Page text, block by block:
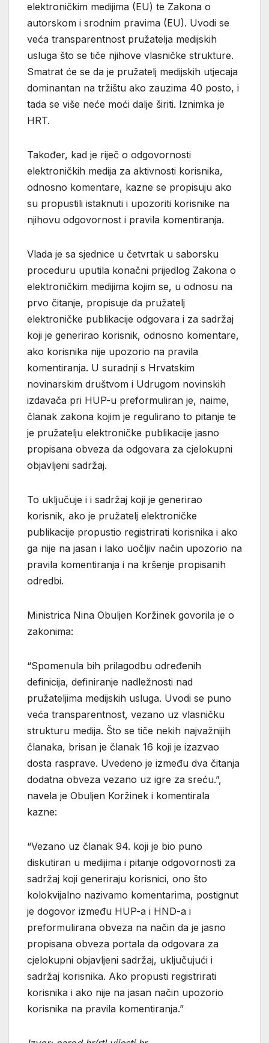
elektroničkim medijima (EU) te Zakona o
autorskom i srodnim pravima (EU). Uvodi se
veća transparentnost pružatelja medijskih
usluga što se tiče njihove vlasničke strukture.
Smatrat će se da je pružatelj medijskih utjecaja
dominantan na tržištu ako zauzima 40 posto, i
tada se više neće moći dalje širiti. Iznimka je
HRT.
Također, kad je riječ o odgovornosti
elektroničkih medija za aktivnosti korisnika,
odnosno komentare, kazne se propisuju ako
su propustili istaknuti i upozoriti korisnike na
njihovu odgovornost i pravila komentiranja.
Vlada je sa sjednice u četvrtak u saborsku
proceduru uputila konačni prijedlog Zakona o
elektroničkim medijima kojim se, u odnosu na
prvo čitanje, propisuje da pružatelj
elektroničke publikacije odgovara i za sadržaj
koji je generirao korisnik, odnosno komentare,
ako korisnika nije upozorio na pravila
komentiranja. U suradnji s Hrvatskim
novinarskim društvom i Udrugom novinskih
izdavača pri HUP-u preformuliran je, naime,
članak zakona kojim je regulirano to pitanje te
je pružatelju elektroničke publikacije jasno
propisana obveza da odgovara za cjelokupni
objavljeni sadržaj.
To uključuje i i sadržaj koji je generirao
korisnik, ako je pružatelj elektroničke
publikacije propustio registrirati korisnika i ako
ga nije na jasan i lako uočljiv način upozorio na
pravila komentiranja i na kršenje propisanih
odredbi.
Ministrica Nina Obuljen Koržinek govorila je o
zakonima:
“Spomenula bih prilagodbu određenih
definicija, definiranje nadležnosti nad
pružateljima medijskih usluga. Uvodi se puno
veća transparentnost, vezano uz vlasničku
strukturu medija. Što se tiče nekih najvažnijih
članaka, brisan je članak 16 koji je izazvao
dosta rasprave. Uvedeno je između dva čitanja
dodatna obveza vezano uz igre za sreću.”,
navela je Obuljen Koržinek i komentirala
kazne:
“Vezano uz članak 94. koji je bio puno
diskutiran u medijima i pitanje odgovornosti za
sadržaj koji generiraju korisnici, ono što
kolokvijalno nazivamo komentarima, postignut
je dogovor između HUP-a i HND-a i
preformulirana obveza na način da je jasno
propisana obveza portala da odgovara za
cjelokupni objavljeni sadržaj, uključujući i
sadržaj korisnika. Ako propusti registrirati
korisnika i ako nije na jasan način upozorio
korisnika na pravila komentiranja.”